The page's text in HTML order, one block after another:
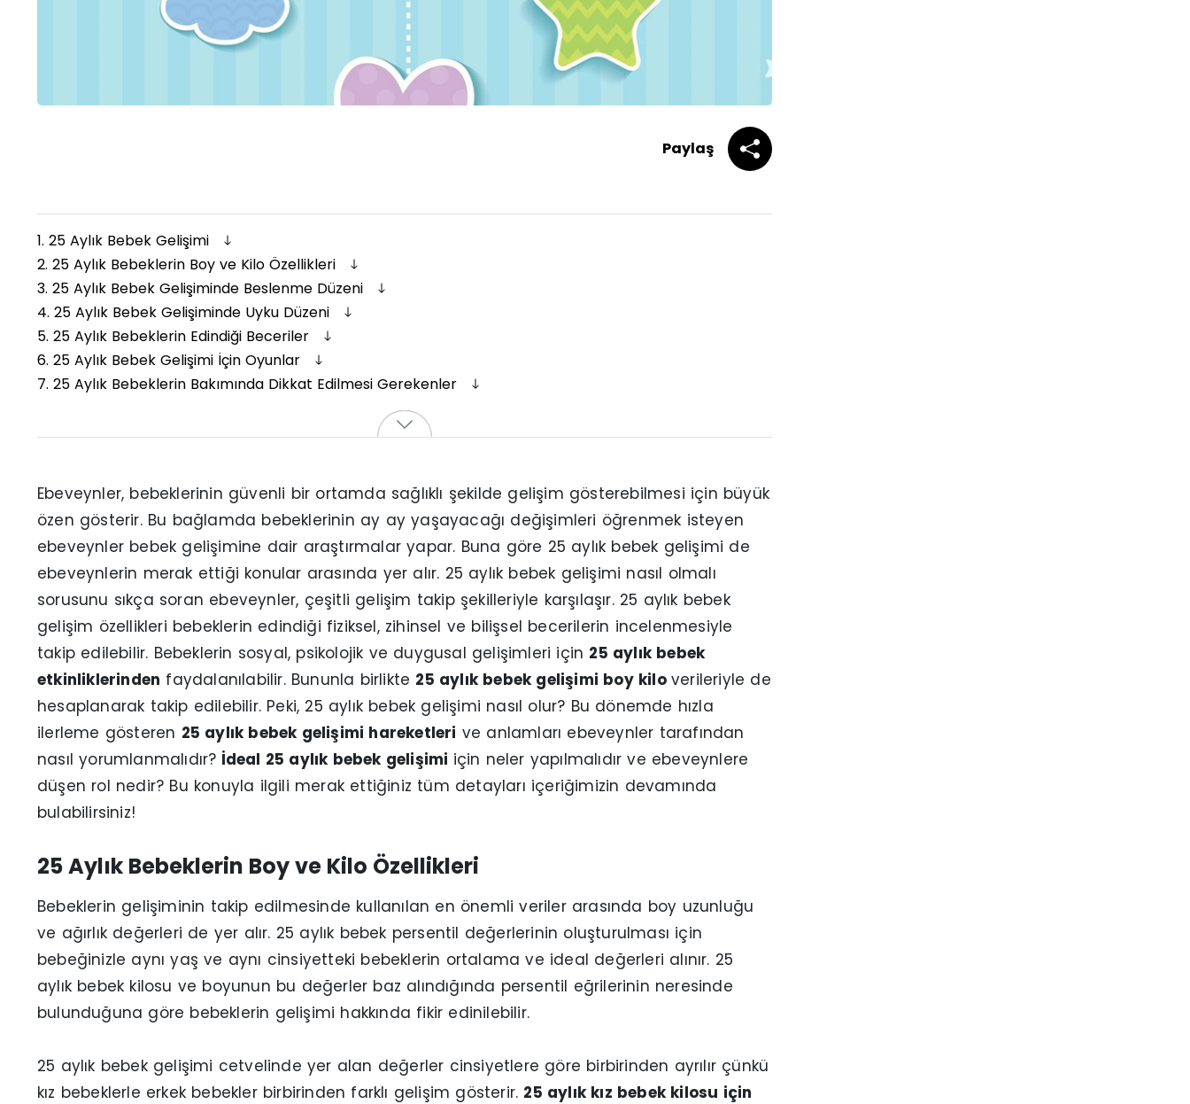
Paylaş
1. 25 Aylık Bebek Gelişimi
2. 25 Aylık Bebeklerin Boy ve Kilo Özellikleri
3. 25 Aylık Bebek Gelişiminde Beslenme Düzeni
4. 25 Aylık Bebek Gelişiminde Uyku Düzeni
5. 25 Aylık Bebeklerin Edindiği Beceriler
6. 25 Aylık Bebek Gelişimi İçin Oyunlar
7. 25 Aylık Bebeklerin Bakımında Dikkat Edilmesi Gerekenler
Ebeveynler, bebeklerinin güvenli bir ortamda sağlıklı şekilde gelişim gösterebilmesi için büyük
özen gösterir. Bu bağlamda bebeklerinin ay ay yaşayacağı değişimleri öğrenmek isteyen
ebeveynler bebek gelişimine dair araştırmalar yapar. Buna göre 25 aylık bebek gelişimi de
ebeveynlerin merak ettiği konular arasında yer alır. 25 aylık bebek gelişimi nasıl olmalı
sorusunu sıkça soran ebeveynler, çeşitli gelişim takip şekilleriyle karşılaşır. 25 aylık bebek
gelişim özellikleri bebeklerin edindiği fiziksel, zihinsel ve bilişsel becerilerin incelenmesiyle
takip edilebilir. Bebeklerin sosyal, psikolojik ve duygusal gelişimleri için 25 aylık bebek
etkinliklerinden faydalanılabilir. Bununla birlikte 25 aylık bebek gelişimi boy kiloverileriyle de
hesaplanarak takip edilebilir. Peki, 25 aylık bebek gelişimi nasıl olur? Bu dönemde hızla
ilerleme gösteren 25 aylık bebek gelişimi hareketleri ve anlamları ebeveynler tarafından
nasıl yorumlanmalıdır? İdeal 25 aylık bebek gelişimi için neler yapılmalıdır ve ebeveynlere
düşen rol nedir? Bu konuyla ilgili merak ettiğiniz tüm detayları içeriğimizin devamında
bulabilirsiniz!
25 Aylık Bebeklerin Boy ve Kilo Özellikleri
Bebeklerin gelişiminin takip edilmesinde kullanılan en önemli veriler arasında boy uzunluğu
ve ağırlık değerleri de yer alır. 25 aylık bebek persentil değerlerinin oluşturulması için
bebeğinizle aynı yaş ve aynı cinsiyetteki bebeklerin ortalama ve ideal değerleri alınır. 25
aylık bebek kilosu ve boyunun bu değerler baz alındığında persentil eğrilerinin neresinde
bulunduğuna göre bebeklerin gelişimi hakkında fikir edinilebilir.
25 aylık bebek gelişimi cetvelinde yer alan değerler cinsiyetlere göre birbirinden ayrılır çünkü
kız bebeklerle erkek bebekler birbirinden farklı gelişim gösterir. 25 aylık kız bebek kilosu için